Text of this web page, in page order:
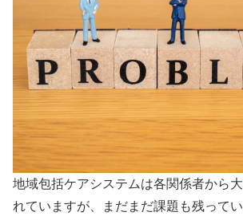
地域包括ケアシステムは各関係者から
れていますが、まだまだ課題も残ってい